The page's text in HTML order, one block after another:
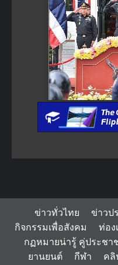
ข่าวทั่วไทย ข่าวป
กิจกรรมเพื่อสังคม
ท่อง
กฏหมายน่ารู้ คู่ประชา
ยานยนต์
กีฬา คลิ